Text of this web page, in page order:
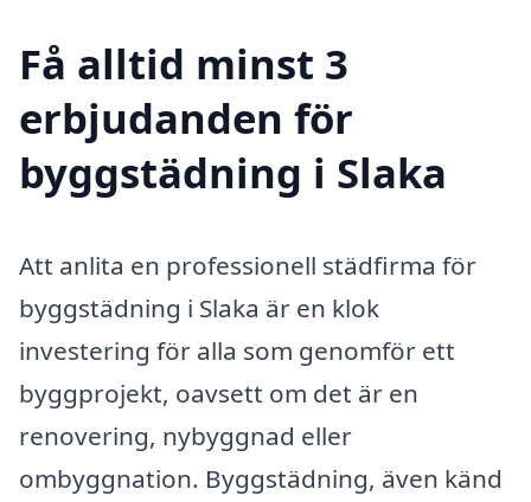
Få alltid minst 3
erbjudanden för
byggstädning i Slaka
Att anlita en professionell städfirma för
byggstädning i Slaka är en klok
investering för alla som genomför ett
byggprojekt, oavsett om det är en
renovering, nybyggnad eller
ombyggnation. Byggstädning, även känd